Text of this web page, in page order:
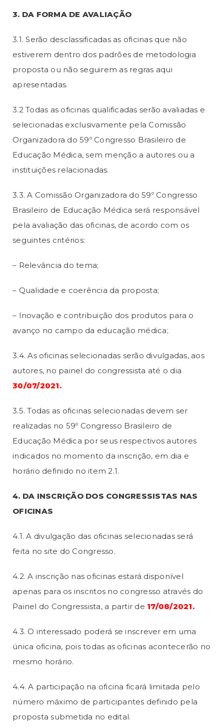
3. DA FORMA DE AVALIAÇÃO
3.1. Serão desclassificadas as oficinas que não
estiverem dentro dos padrões de metodologia
proposta ou não seguirem as regras aqui
apresentadas.
3.2 Todas as oficinas qualificadas serão avaliadas e
selecionadas exclusivamente pela Comissão
Organizadora do 59º Congresso Brasileiro de
Educação Médica, sem menção a autores ou a
instituições relacionadas.
3.3. A Comissão Organizadora do 59º Congresso
Brasileiro de Educação Médica será responsável
pela avaliação das oficinas, de acordo com os
seguintes critérios:
– Relevância do tema;
– Qualidade e coerência da proposta;
– Inovação e contribuição dos produtos para o
avanço no campo da educação médica;
3.4. As oficinas selecionadas serão divulgadas, aos
autores, no painel do congressista até o dia
30/07/2021.
3.5. Todas as oficinas selecionadas devem ser
realizadas no 59º Congresso Brasileiro de
Educação Médica por seus respectivos autores
indicados no momento da inscrição, em dia e
horário definido no item 2.1.
4. DA INSCRIÇÃO DOS CONGRESSISTAS NAS
OFICINAS
4.1. A divulgação das oficinas selecionadas será
feita no site do Congresso.
4.2. A inscrição nas oficinas estará disponível
apenas para os inscritos no congresso através do
Painel do Congressista, a partir de 17/08/2021.
4.3. O interessado poderá se inscrever em uma
única oficina, pois todas as oficinas acontecerão no
mesmo horário.
4.4. A participação na oficina ficará limitada pelo
número máximo de participantes definido pela
proposta submetida no edital.